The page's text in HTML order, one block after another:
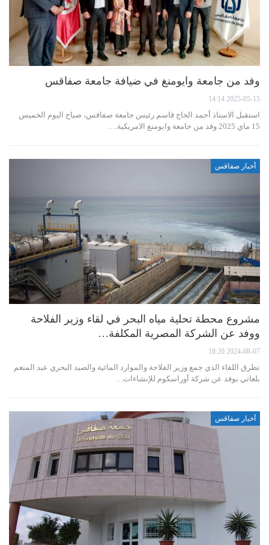
وفد من جامعة وايومنغ في ضيافة جامعة صفاقس
2025-05-15 14:14
استقبل الاستاذ أحمد الحاج قاسم رئيس جامعة صفاقس، صباح اليوم الخميس
15 ماي 2025 وفد من جامعة وايومنغ الامريكية.…
أخبار صفاقس
مشروع محطة تحلية مياه البحر في لقاء وزير الفلاحة
ووفد عن الشركة المصرية المكلفة…
2024-08-07 18:20
تطرق اللقاء الذي جمع وزير الفلاحة والموارد المائية والصيد البحري عبد المنعم
بلعاتي بوفد عن شركة أوراسكوم للإنشاءات…
أخبار صفاقس